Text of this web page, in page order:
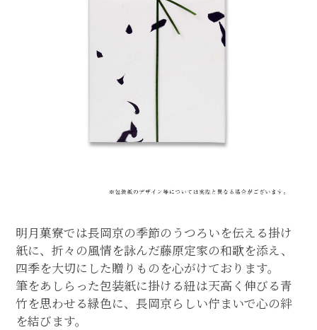
明月菓寮では長岡京の季節のうつろいを伝える掛け
紙に、折々の風情を詠んだ藤原定家の和歌を添え、
四季を大切にした贈りものを心がけております。
筆をあしらった包装紙に掛ける紐は天高く伸びる青
竹を思わせる緑色に、長岡京らしい佇まいで心の絆
を結びます。